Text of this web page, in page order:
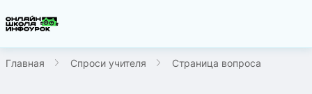
Главная Спроси учителя Страница вопроса